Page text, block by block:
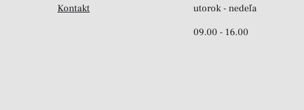
Kontakt
utorok - nedeľa
09.00 - 16.00